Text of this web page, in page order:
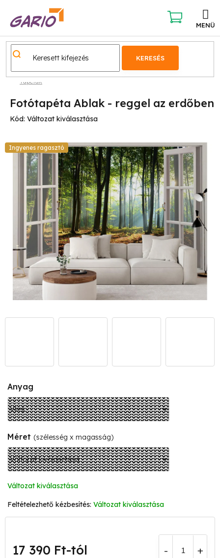
KERESÉS
KOSÁR
Tapéták
Fotótapéta Ablak - reggel az erdőben
Kód: Változat kiválasztása
Ingyenes ragasztó
Anyag
Méret (szélesség x magasság)
Változat kiválasztása
Változat kiválasztása
17 390 Ft-tól